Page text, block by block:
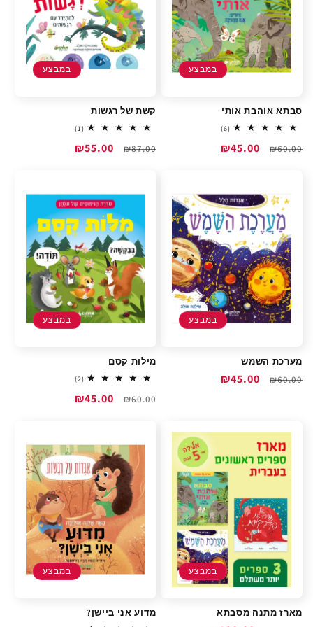
במבצע
סבתא אוהבת אותי
(6)
6
reviews
מחיר
₪60.00
מחיר
₪45.00
במבצע
קשת של רגשות
(1)
1
reviews
מחיר
₪87.00
מחיר
₪55.00
במבצע
מערכת השמש
מחיר
₪60.00
מחיר
₪45.00
במבצע
מילות קסם
(2)
2
reviews
מחיר
₪60.00
מחיר
₪45.00
במבצע
מארז מתנה מסבתא
במבצע
מדוע אני ביישן?